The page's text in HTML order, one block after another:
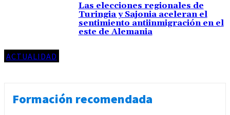
ACTUALIDAD
Las elecciones regionales de
Turingia y Sajonia aceleran el
sentimiento antiinmigración en el
este de Alemania
Formación recomendada